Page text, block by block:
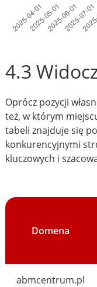
4.3
Oprócz pozycji
też, w którym
tabeli znajduje się
konkurencyjnymi
kluczowych i
Domena
abmcentrum.pl